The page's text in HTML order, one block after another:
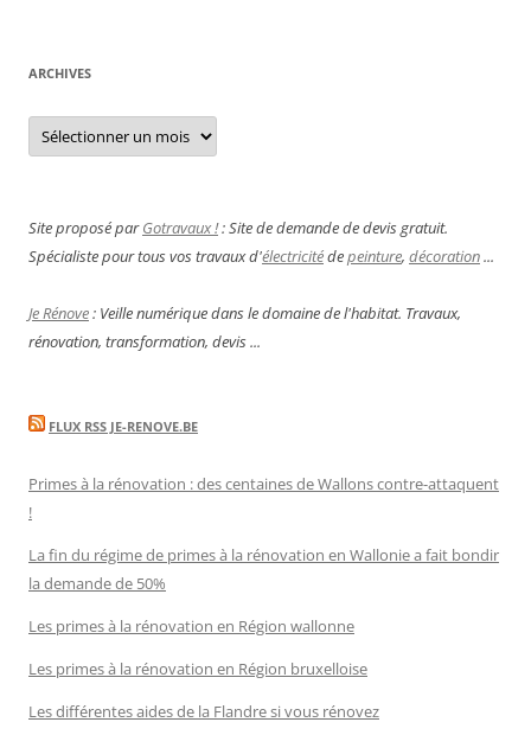
ARCHIVES
Archives
Site proposé parGotravaux !: Site de demande de devis gratuit.
Spécialiste pour tous vos travaux d'électricitédepeinture, décoration...
Je Rénove: Veille numérique dans le domaine de l'habitat. Travaux,
rénovation, transformation, devis ...
FLUX RSS JE-RENOVE.BE
Primes à la rénovation : des centaines de Wallons contre-attaquent
!
La fin du régime de primes à la rénovation en Wallonie a fait bondir
la demande de 50%
Les primes à la rénovation en Région wallonne
Les primes à la rénovation en Région bruxelloise
Les différentes aides de la Flandre si vous rénovez